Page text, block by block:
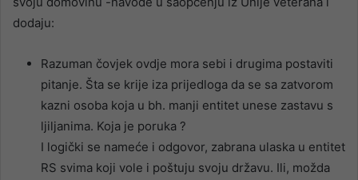
dodaju:
Razuman čovjek ovdje mora sebi i drugima postaviti
pitanje. Šta se krije iza prijedloga da se sa zatvorom
kazni osoba koja u bh. manji entitet unese zastavu s
ljiljanima. Koja je poruka ?
I logički se nameće i odgovor, zabrana ulaska u entitet
RS svima koji vole i poštuju svoju državu. Ili, možda